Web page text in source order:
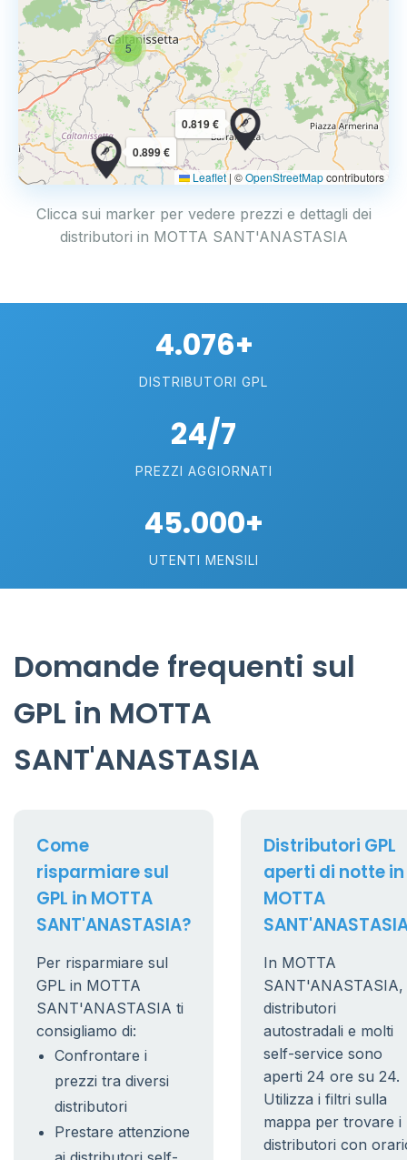
5
0.819 €
0.899 €
Leaflet | ©OpenStreetMapcontributors
Clicca sui marker per vedere prezzi e dettagli dei
distributori in MOTTA SANT'ANASTASIA
4.076+
DISTRIBUTORI GPL
24/7
PREZZI AGGIORNATI
45.000+
UTENTI MENSILI
Domande frequenti sul
GPL in MOTTA
SANT'ANASTASIA
Come
risparmiare sul
GPL in MOTTA
SANT'ANASTASIA?
Per risparmiare sul
GPL in MOTTA
SANT'ANASTASIA ti
consigliamo di:
Confrontare i
prezzi tra diversi
distributori
Prestare attenzione
Distributori GPL
aperti di notte in
MOTTA
In MOTTA
SANT'ANASTASIA,
distributori
autostradali e molti
self-service sono
aperti 24 ore su 24.
Utilizza i filtri sulla
mappa per trovare i
distributori con